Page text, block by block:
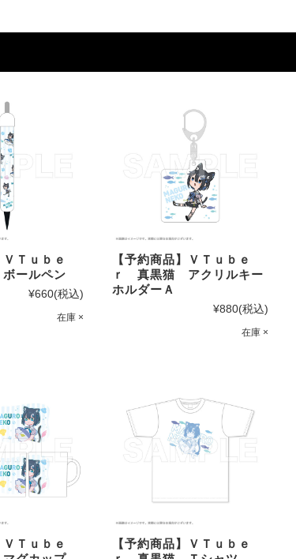
ＶＴｕｂｅ
ールペン
¥660(税込)
在庫 ×
【予約商品】ＶＴｕｂｅ
ｒ 真黒猫 アクリルキー
ホルダーＡ
¥880(税込)
在庫 ×
ＶＴｕｂｅ
【予約商品】ＶＴｕｂｅ